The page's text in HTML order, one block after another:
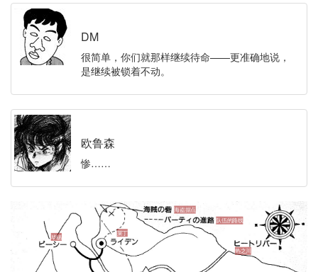
DM
很简单，你们就那样继续待命——更准确地说，
是继续被锁着不动。
欧鲁森
惨……
莱丁
毕锡
热之川
海盗据点
队伍的路线